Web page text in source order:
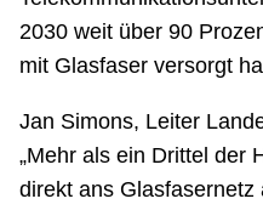
2030 weit über 90
mit Glasfaser versorgt
Jan Simons, Leiter
„Mehr als ein Drittel der
direkt ans Glasfasernetz